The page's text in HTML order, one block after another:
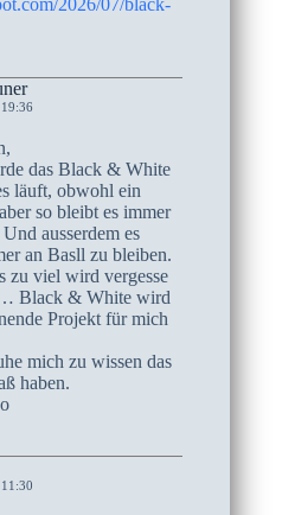
2026/07/black-
das Black & White
läuft, obwohl ein
so bleibt es immer
ausserdem es
an Basll zu bleiben.
zu viel wird vergesse
… Black & White wird
Projekt für mich
mich zu wissen das
haben.